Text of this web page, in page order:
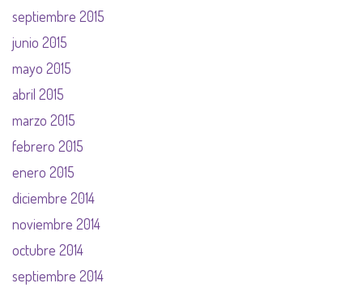
septiembre 2015
junio 2015
mayo 2015
abril 2015
marzo 2015
febrero 2015
enero 2015
diciembre 2014
noviembre 2014
octubre 2014
septiembre 2014